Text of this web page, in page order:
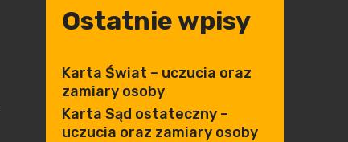
Ostatnie wpisy
Karta Świat – uczucia oraz
zamiary osoby
Karta Sąd ostateczny –
uczucia oraz zamiary osoby